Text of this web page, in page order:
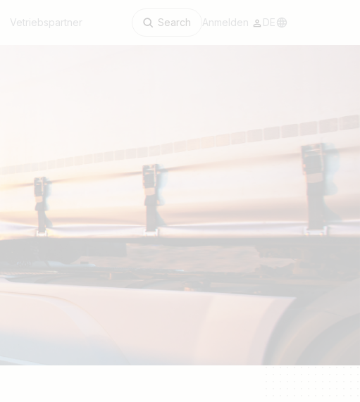
Vetriebspartner Search Anmelden DE